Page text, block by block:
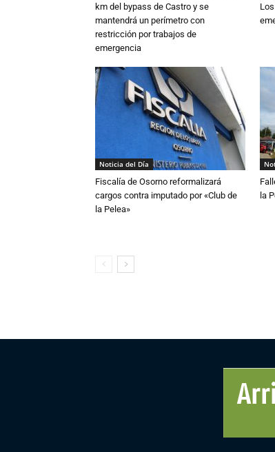
km del bypass de Castro y se
mantendrá un perímetro con
restricción por trabajos de
emergencia
Noticia del Día
Fiscalía de Osorno reformalizará
cargos contra imputado por «Club de
la Pelea»
la